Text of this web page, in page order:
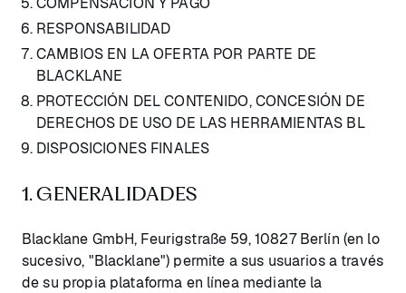
RESPONSABILIDAD
CAMBIOS EN LA OFERTA POR PARTE DE
BLACKLANE
PROTECCIÓN DEL CONTENIDO, CONCESIÓN DE
DERECHOS DE USO DE LAS HERRAMIENTAS BL
DISPOSICIONES FINALES
1. GENERALIDADES
Blacklane GmbH, Feurigstraße 59, 10827 Berlín (en lo
sucesivo, "Blacklane") permite a sus usuarios a través
de su propia plataforma en línea mediante la